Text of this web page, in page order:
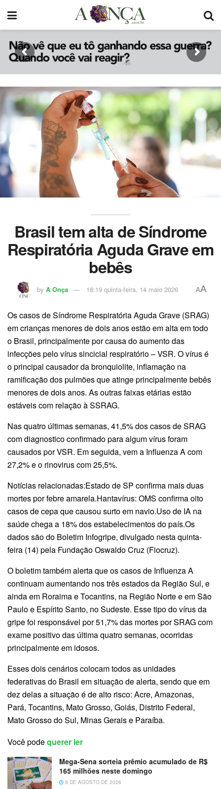
Brasil tem alta de Síndrome
Respiratória Aguda Grave em
bebês
by A Onça 18:19 quinta-feira, 14 maio 2026 AA
Os casos de Síndrome Respiratória Aguda Grave (SRAG)
em crianças menores de dois anos estão em alta em todo
o Brasil, principalmente por causa do aumento das
infecções pelo vírus sincicial respiratório – VSR. O vírus é
o principal causador da bronquiolite, inflamação na
ramificação dos pulmões que atinge principalmente bebês
menores de dois anos. As outras faixas etárias estão
estáveis com relação à SSRAG.
Nas quatro últimas semanas, 41,5% dos casos de SRAG
com diagnostico confirmado para algum vírus foram
causados por VSR. Em seguida, vem a Influenza A com
27,2% e o rinovirus com 25,5%.
Notícias relacionadas:Estado de SP confirma mais duas
mortes por febre amarela.Hantavírus: OMS confirma oito
casos de cepa que causou surto em navio.Uso de IA na
saúde chega a 18% dos estabelecimentos do país.Os
dados são do Boletim Infogripe, divulgado nesta quinta-
feira (14) pela Fundação Oswaldo Cruz (Fiocruz).
O boletim também alerta que os casos de Influenza A
continuam aumentando nos três estados da Região Sul, e
ainda em Roraima e Tocantins, na Região Norte e em São
Paulo e Espírito Santo, no Sudeste. Esse tipo do vírus da
gripe foi responsável por 51,7% das mortes por SRAG com
exame positivo das última quatro semanas, ocorridas
principalmente em idosos.
Esses dois cenários colocam todos as unidades
federativas do Brasil em situação de alerta, sendo que em
dez delas a situação é de alto risco: Acre, Amazonas,
Pará, Tocantins, Mato Grosso, Goiás, Distrito Federal,
Mato Grosso do Sul, Minas Gerais e Paraíba.
Você podequerer ler
Mega-Sena sorteia prêmio acumulado de R$
165 milhões neste domingo
8 DE AGOSTO DE 2026